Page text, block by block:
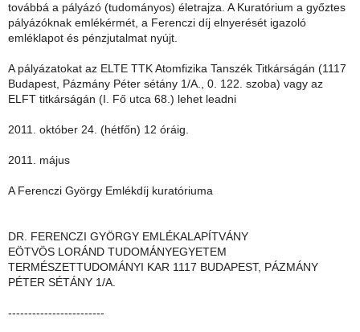
továbbá a pályázó (tudományos) életrajza. A Kuratórium a győztes
pályázóknak emlékérmét, a Ferenczi díj elnyerését igazoló
emléklapot és pénzjutalmat nyújt.
A pályázatokat az ELTE TTK Atomfizika Tanszék Titkárságán (1117
Budapest, Pázmány Péter sétány 1/A., 0. 122. szoba) vagy az
ELFT titkárságán (I. Fő utca 68.) lehet leadni
2011. október 24. (hétfőn) 12 óráig.
2011. május
A Ferenczi György Emlékdíj kuratóriuma
DR. FERENCZI GYÖRGY EMLÉKALAPÍTVÁNY
EÖTVÖS LORÁND TUDOMÁNYEGYETEM
TERMÉSZETTUDOMÁNYI KAR 1117 BUDAPEST, PÁZMÁNY
PÉTER SÉTÁNY 1/A.
------------------------